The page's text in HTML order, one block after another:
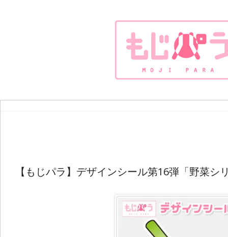
【もじパラ】デザインシール第16弾「野菜